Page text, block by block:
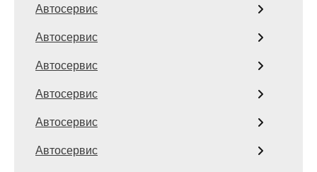
Автосервис
Автосервис
Автосервис
Автосервис
Автосервис
Автосервис